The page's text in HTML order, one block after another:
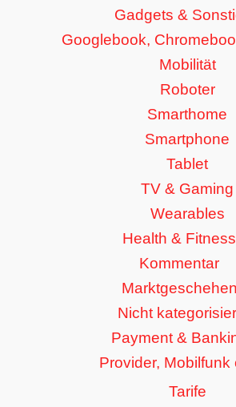
Gadgets &
Googlebook,
Mobilität
Roboter
Smarthome
Smartphone
Tablet
TV & Gaming
Wearables
Health & Fitness
Kommentar
Marktgeschehen
Nicht
Payment &
Provider, Mobilfunk
Tarife